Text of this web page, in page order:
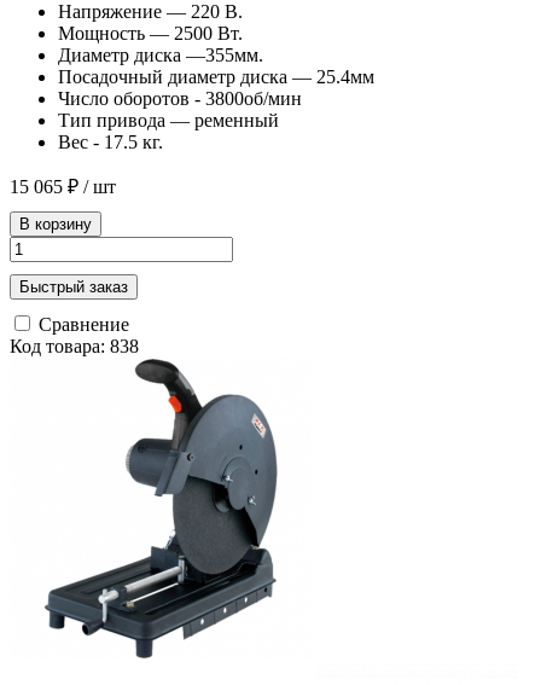
Напряжение — 220 В.
Мощность — 2500 Вт.
Диаметр диска —355мм.
Посадочный диаметр диска — 25.4мм
Число оборотов - 3800об/мин
Тип привода — ременный
Вес - 17.5 кг.
15 065 ₽ / шт
В корзину
Быстрый заказ
Сравнение
Код товара: 838